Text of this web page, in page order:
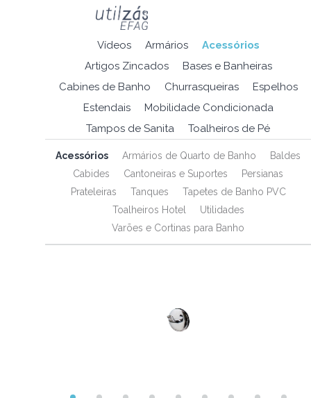
Vídeos Armários
Acessórios
Artigos Zincados
Bases e Banheiras
Cabines de Banho
Churrasqueiras
Espelhos
Estendais
Mobilidade Condicionada
Tampos de Sanita
Toalheiros de Pé
Acessórios Armários de Quarto de Banho
Baldes
Cabides
Cantoneiras e Suportes
Persianas
Prateleiras
Tanques
Tapetes de Banho PVC
Toalheiros Hotel
Utilidades
Varões e Cortinas para Banho